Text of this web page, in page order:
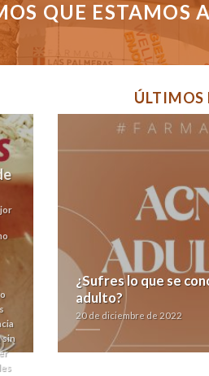
QUE ESTAMOS
ÚLTIMOS
sin
¿Sufres lo que se
adulto?
20 de diciembre de 2022